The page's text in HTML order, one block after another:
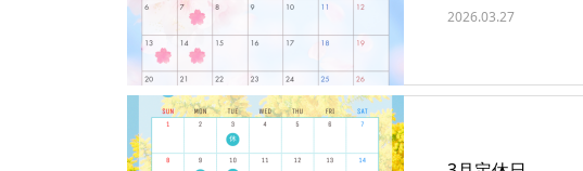
2026.03.27